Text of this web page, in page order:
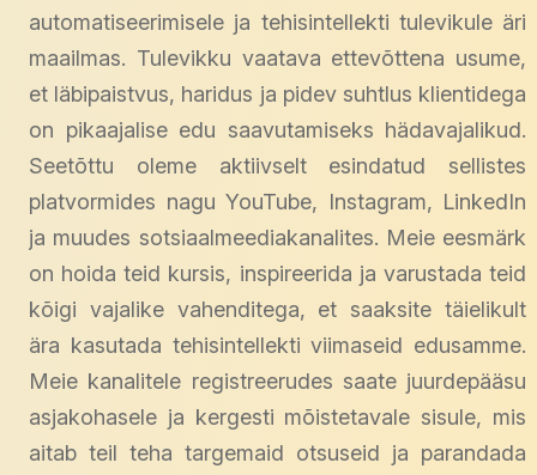
automatiseerimisele ja tehisintellekti tulevikule äri
maailmas. Tulevikku vaatava ettevõttena usume,
et läbipaistvus, haridus ja pidev suhtlus klientidega
on pikaajalise edu saavutamiseks hädavajalikud.
Seetõttu oleme aktiivselt esindatud sellistes
platvormides nagu YouTube, Instagram, LinkedIn
ja muudes sotsiaalmeediakanalites. Meie eesmärk
on hoida teid kursis, inspireerida ja varustada teid
kõigi vajalike vahenditega, et saaksite täielikult
ära kasutada tehisintellekti viimaseid edusamme.
Meie kanalitele registreerudes saate juurdepääsu
asjakohasele ja kergesti mõistetavale sisule, mis
aitab teil teha targemaid otsuseid ja parandada